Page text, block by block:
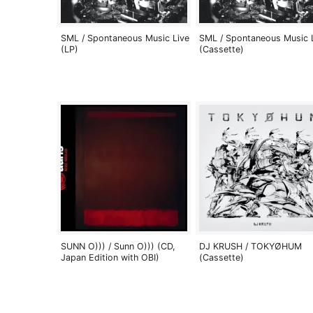
SML / Spontaneous Music Live
(LP)
SML / Spontaneous Music
(Cassette)
SUNN O))) / Sunn O))) (CD,
Japan Edition with OBI)
DJ KRUSH / TOKYØHUM
(Cassette)